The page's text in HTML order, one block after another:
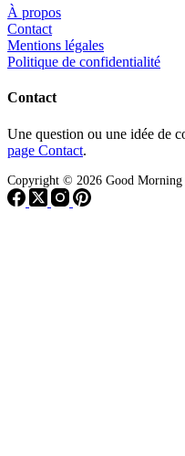
À propos
Contact
Mentions légales
Politique de confidentialité
Contact
Une question ou une idée de
page Contact.